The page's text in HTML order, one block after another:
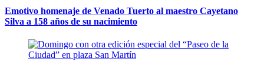
Emotivo homenaje de Venado Tuerto al maestro Cayetano
Silva a 158 años de su nacimiento